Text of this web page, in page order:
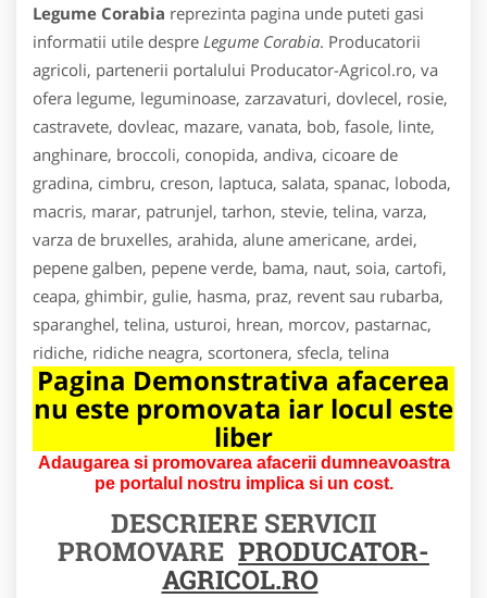
Legume Corabia reprezinta pagina unde puteti gasi
informatii utile despre Legume Corabia. Producatorii
agricoli, partenerii portalului Producator-Agricol.ro, va
ofera legume, leguminoase, zarzavaturi, dovlecel, rosie,
castravete, dovleac, mazare, vanata, bob, fasole, linte,
anghinare, broccoli, conopida, andiva, cicoare de
gradina, cimbru, creson, laptuca, salata, spanac, loboda,
macris, marar, patrunjel, tarhon, stevie, telina, varza,
varza de bruxelles, arahida, alune americane, ardei,
pepene galben, pepene verde, bama, naut, soia, cartofi,
ceapa, ghimbir, gulie, hasma, praz, revent sau rubarba,
sparanghel, telina, usturoi, hrean, morcov, pastarnac,
ridiche, ridiche neagra, scortonera, sfecla, telina
Pagina Demonstrativa afacerea
nu este promovata iar locul este
liber
Adaugarea si promovarea afacerii dumneavoastra
pe portalul nostru implica si un cost.
DESCRIERE SERVICII
PROMOVARE PRODUCATOR-
AGRICOL.RO